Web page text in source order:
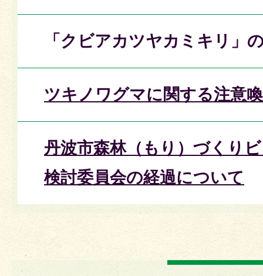
「クビアカツヤカミキリ」
ツキノワグマに関する注意
丹波市森林（もり）づくり
検討委員会の経過について